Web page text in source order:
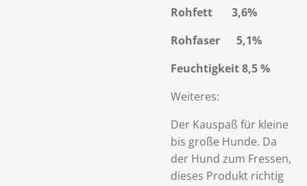
Rohfett 3,6%
Rohfaser 5,1%
Feuchtigkeit 8,5 %
Weiteres:
Der Kauspaß für kleine
bis große Hunde. Da
der Hund zum Fressen,
dieses Produkt richtig